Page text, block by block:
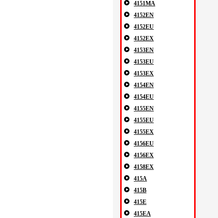
4151MA
4152EN
4152EU
4152EX
4153EN
4153EU
4153EX
4154EN
4154EU
4155EN
4155EU
4155EX
4156EU
4156EX
4158EX
415A
415B
415E
415EA